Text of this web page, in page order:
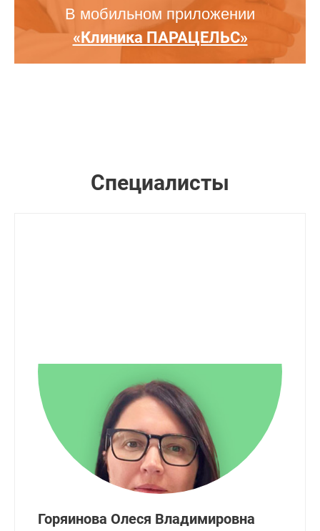
В мобильном приложении
«Клиника ПАРАЦЕЛЬС»
Специалисты
Горяинова Олеся Владимировна